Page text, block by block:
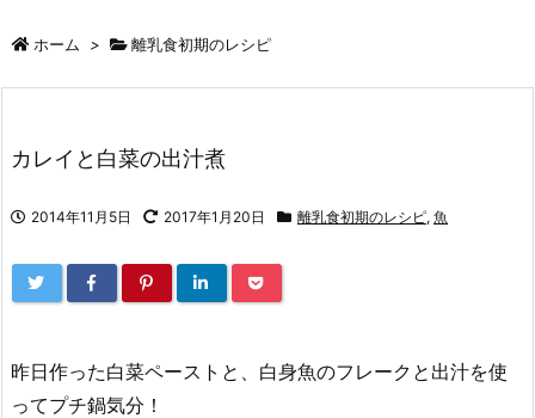
ホーム > 離乳食初期のレシピ
カレイと白菜の出汁煮
2014年11月5日 2017年1月20日 離乳食初期のレシピ, 魚
昨日作った白菜ペーストと、白身魚のフレークと出汁を使
ってプチ鍋気分！